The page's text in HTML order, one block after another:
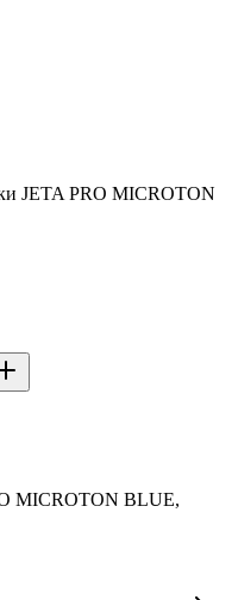
JETA PRO MICROTON
MICROTON BLUE,